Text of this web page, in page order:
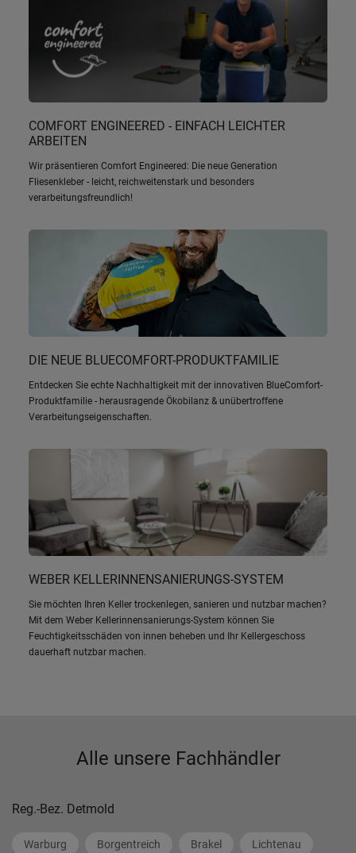
COMFORT ENGINEERED - EINFACH LEICHTER
ARBEITEN
Wir präsentieren Comfort Engineered: Die neue Generation
Fliesenkleber - leicht, reichweitenstark und besonders
verarbeitungsfreundlich!
DIE NEUE BLUECOMFORT-PRODUKTFAMILIE
Entdecken Sie echte Nachhaltigkeit mit der innovativen BlueComfort-
Produktfamilie - herausragende Ökobilanz & unübertroffene
Verarbeitungseigenschaften.
WEBER KELLERINNENSANIERUNGS-SYSTEM
Sie möchten Ihren Keller trockenlegen, sanieren und nutzbar machen?
Mit dem Weber Kellerinnensanierungs-System können Sie
Feuchtigkeitsschäden von innen beheben und Ihr Kellergeschoss
dauerhaft nutzbar machen.
Alle unsere Fachhändler
Reg.-Bez. Detmold
Warburg Borgentreich Brakel Lichtenau